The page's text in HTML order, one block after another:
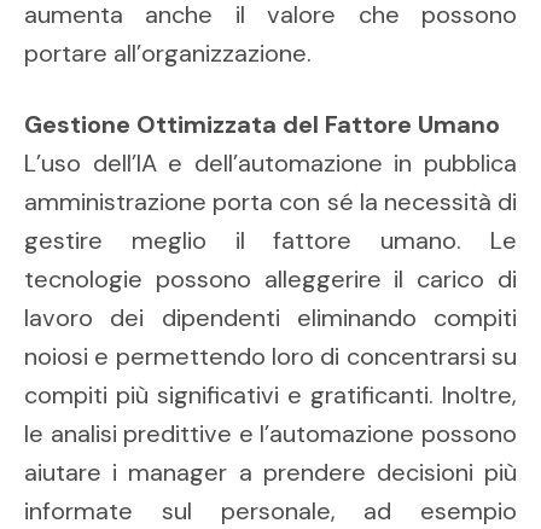
aumenta anche il valore che possono
portare all’organizzazione.
Gestione Ottimizzata del Fattore Umano
L’uso dell’IA e dell’automazione in pubblica
amministrazione porta con sé la necessità di
gestire meglio il fattore umano. Le
tecnologie possono alleggerire il carico di
lavoro dei dipendenti eliminando compiti
noiosi e permettendo loro di concentrarsi su
compiti più significativi e gratificanti. Inoltre,
le analisi predittive e l’automazione possono
aiutare i manager a prendere decisioni più
informate sul personale, ad esempio